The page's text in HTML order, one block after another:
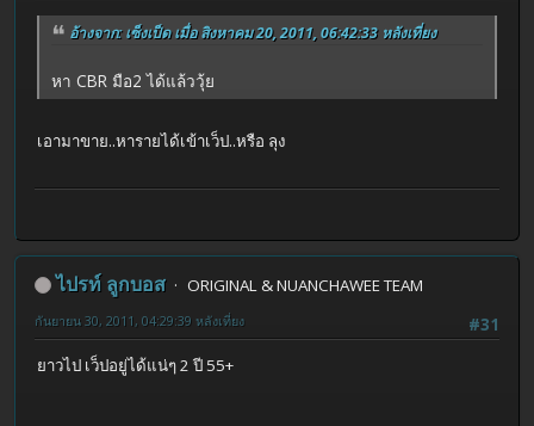
อ้างจาก: เซ็งเป็ด เมื่อ สิงหาคม 20, 2011, 06:42:33 หลังเที่ยง
หา CBR มือ2 ได้แล้ววุ้ย
เอามาขาย..หารายได้เข้าเว็ป..หรือ ลุง
ไปรท์ ลูกบอส
ORIGINAL & NUANCHAWEE TEAM
#31
กันยายน 30, 2011, 04:29:39 หลังเที่ยง
ยาวไป เว็ปอยู่ได้แน่ๆ 2 ปี 55+